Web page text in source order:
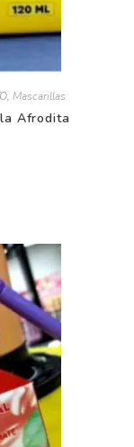
, Mascarillas
Afrodita